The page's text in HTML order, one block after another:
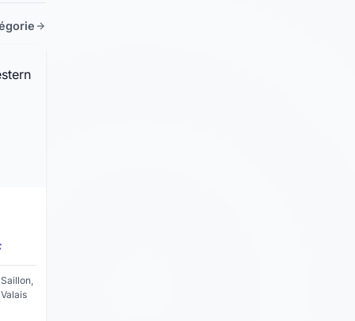
Saillon,
Valais